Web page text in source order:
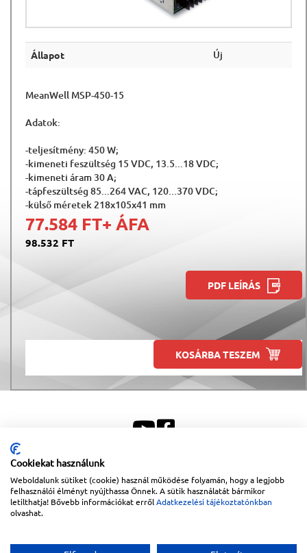
Állapot Új
MeanWell MSP-450-15
Adatok:
-teljesítmény: 450 W;
-kimeneti feszültség 15 VDC, 13.5...18 VDC;
-kimeneti áram 30 A;
-tápfeszültség 85...264 VAC, 120...370 VDC;
-külső méretek 218x105x41 mm
77.584 FT+ ÁFA
98.532 FT
PDF LEÍRÁS
KOSÁRBA TESZEM
Sitemap| Impresszum
Copyright © 2026Lapanthera Kft.Webbolt | 1047Budapest, Váci út 15-19.|+36-30/539-
Cookiekat használunk
Weboldalunk sütiket (cookie) használ működése folyamán, hogy a legjobb
felhasználói élményt nyújthassa Önnek. A sütik használatát bármikor
letilthatja! Bővebb információkat errőlAdatkezelési tájékoztatónkban
olvashat.